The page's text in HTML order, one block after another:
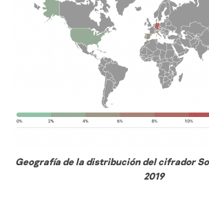
Geografía de la distribución del cifrador
2019